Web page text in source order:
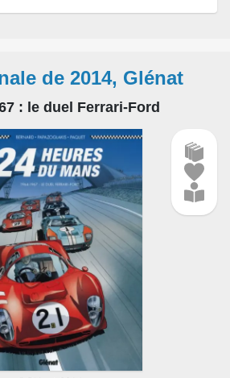
de 2014, Glénat
: le duel Ferrari-Ford